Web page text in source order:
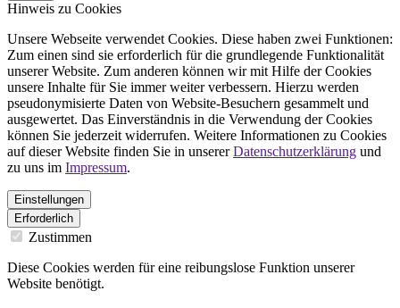
Hinweis zu Cookies
Unsere Webseite verwendet Cookies. Diese haben zwei Funktionen:
Zum einen sind sie erforderlich für die grundlegende Funktionalität
unserer Website. Zum anderen können wir mit Hilfe der Cookies
unsere Inhalte für Sie immer weiter verbessern. Hierzu werden
pseudonymisierte Daten von Website-Besuchern gesammelt und
ausgewertet. Das Einverständnis in die Verwendung der Cookies
können Sie jederzeit widerrufen. Weitere Informationen zu Cookies
auf dieser Website finden Sie in unsererDatenschutzerklärung und
zu uns im Impressum.
Einstellungen
Erforderlich
Zustimmen
Diese Cookies werden für eine reibungslose Funktion unserer
Website benötigt.